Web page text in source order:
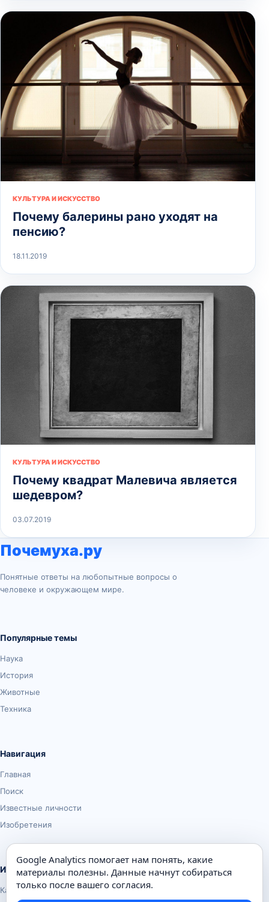
КУЛЬТУРА И ИСКУССТВО
Почему балерины рано уходят на
пенсию?
18.11.2019
КУЛЬТУРА И ИСКУССТВО
Почему квадрат Малевича является
шедевром?
03.07.2019
Почемуха.ру
Понятные ответы на любопытные вопросы о
человеке и окружающем мире.
Популярные темы
Наука
История
Животные
Техника
Навигация
Главная
Поиск
Известные личности
Изобретения
Информация
Карта сайта
Google Analytics помогает нам понять, какие
материалы полезны. Данные начнут собираться
только после вашего согласия.